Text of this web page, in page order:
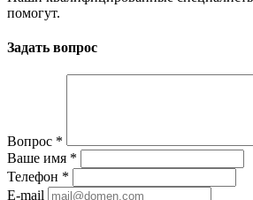
помогут.
Задать вопрос
Вопрос *
Ваше имя *
Телефон *
E-mail